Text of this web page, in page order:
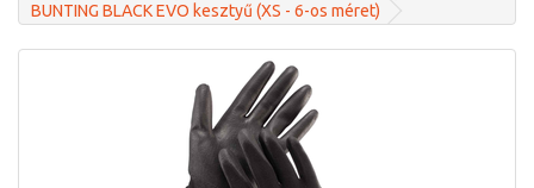
BUNTING BLACK EVO kesztyű (XS - 6-os méret)